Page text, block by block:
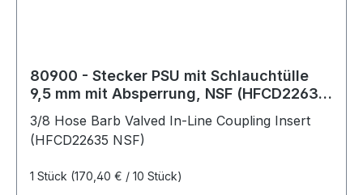
80900 - Stecker PSU mit Schlauchtülle
9,5 mm mit Absperrung, NSF (HFCD22635
3/8 Hose Barb Valved In-Line Coupling Insert
(HFCD22635 NSF)
1 Stück (170,40 € / 10 Stück)